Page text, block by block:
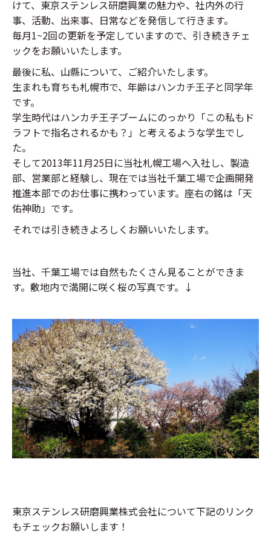
けて、東京ステンレス研磨興業の魅力や、社内外の行
事、活動、出来事、日常などを発信して行きます。
毎月1~2回の更新を予定していますので、引き続きチェ
ックをお願いいたします。
最後に私、山縣について、ご紹介いたします。
生まれも育ちも札幌市で、年齢はハンカチ王子と同学年
です。
学生時代はハンカチ王子ブームにのっかり「この私もド
ラフトで指名されるかも？」と考えるような学生でし
た。
そして2013年11月25日に当社札幌工場へ入社し、製造
部、営業部と経験し、現在では当社千葉工場で企画開発
推進本部でのお仕事に携わっています。座右の銘は「天
佑神助」です。
それでは引き続きよろしくお願いいたします。
当社、千葉工場では自然もたくさん見ることができま
す。敷地内で満開に咲く桜の写真です。↓
東京ステンレス研磨興業株式会社について下記のリンク
もチェックお願いします！